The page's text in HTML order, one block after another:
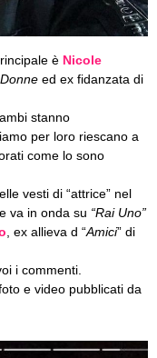
è Nicole
ed ex fidanzata di
stanno
per loro riescano a
come lo sono
vesti di “attrice” nel
va in onda su “Rai Uno”
, ex allieva d “Amici” di
i commenti.
e video pubblicati da